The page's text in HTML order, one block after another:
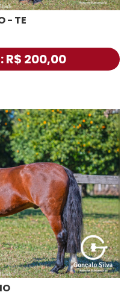
- TE
R$ 200,00